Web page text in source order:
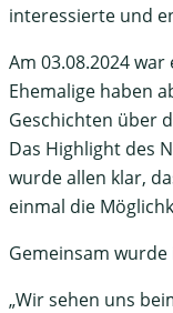
interessierte und
Am 03.08.2024
Ehemalige haben
Geschichten über
Das Highlight des
wurde allen klar,
einmal die
Gemeinsam
„Wir sehen uns